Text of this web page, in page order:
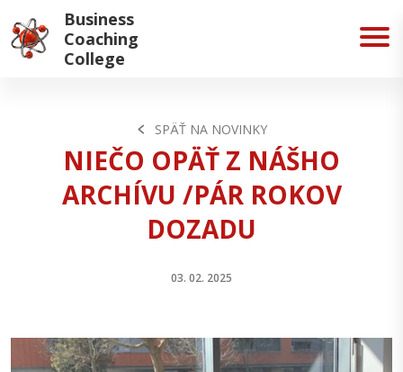
Business
Coaching
College
SPÄŤ NA NOVINKY
NIEČO OPÄŤ Z NÁŠHO
ARCHÍVU /PÁR ROKOV
DOZADU
03. 02. 2025